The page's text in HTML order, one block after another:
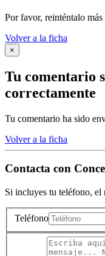
Por favor, reinténtalo más
Volver a la ficha
×
Tu comentario
correctamente
Tu comentario ha sido
Volver a la ficha
Contacta con
Si incluyes tu teléfono, el
Teléfono